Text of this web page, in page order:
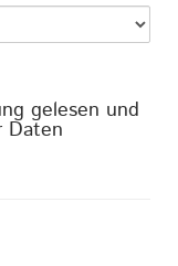
gelesen und
Daten